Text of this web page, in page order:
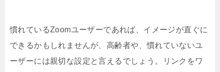
慣れているZoomユーザーであれば、イメージが直ぐに
できるかもしれませんが、高齢者や、慣れていないユ
ーザーには親切な設定と言えるでしょう。リンクをワ